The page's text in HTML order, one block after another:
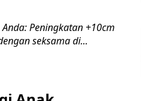
Peningkatan +10cm
seksama di...